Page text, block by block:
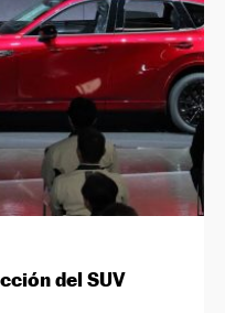
del SUV